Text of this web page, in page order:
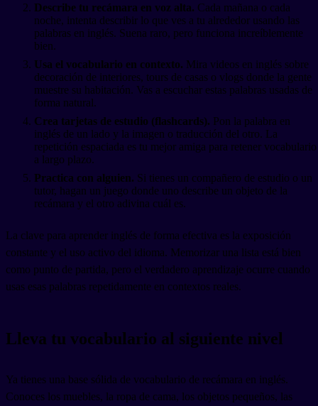
Describe tu recámara en voz alta. Cada mañana o cada
noche, intenta describir lo que ves a tu alrededor usando las
palabras en inglés. Suena raro, pero funciona increíblemente
bien.
Usa el vocabulario en contexto. Mira videos en inglés sobre
decoración de interiores, tours de casas o vlogs donde la gente
muestre su habitación. Vas a escuchar estas palabras usadas de
forma natural.
Crea tarjetas de estudio (flashcards). Pon la palabra en
inglés de un lado y la imagen o traducción del otro. La
repetición espaciada es tu mejor amiga para retener vocabulario
a largo plazo.
Practica con alguien. Si tienes un compañero de estudio o un
tutor, hagan un juego donde uno describe un objeto de la
recámara y el otro adivina cuál es.
La clave para aprender inglés de forma efectiva es la exposición
constante y el uso activo del idioma. Memorizar una lista está bien
como punto de partida, pero el verdadero aprendizaje ocurre cuando
usas esas palabras repetidamente en contextos reales.
Lleva tu vocabulario al siguiente nivel
Ya tienes una base sólida de vocabulario de recámara en inglés.
Conoces los muebles, la ropa de cama, los objetos pequeños, las